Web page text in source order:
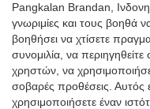
Pangkalan Brandan,
γνωριμίες και τους βοηθά
βοηθήσει να χτίσετε
συνομιλία, να
χρηστών, να
σοβαρές προθέσεις. Αυτός
χρησιμοποιήσετε έναν